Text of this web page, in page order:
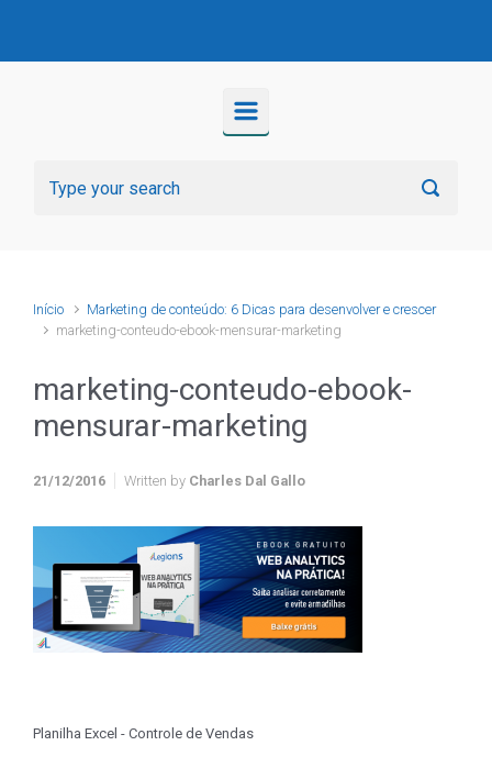
Início
Marketing de conteúdo: 6 Dicas para desenvolver e crescer
marketing-conteudo-ebook-mensurar-marketing
marketing-conteudo-ebook-
mensurar-marketing
21/12/2016 Written by Charles Dal Gallo
Planilha Excel - Controle de Vendas